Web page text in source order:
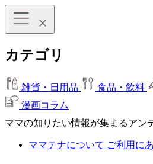
カテゴリ
雑貨・日用品 食品・飲料
漫画コラム
ママの知りたい情報が集まるアン
ママテナについて ご利用に